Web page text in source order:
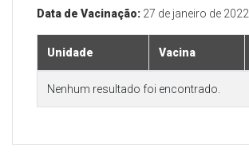
Data de Vacinação: 27 de janeiro de 2022
Unidade Vacina
Nenhum resultado foi encontrado.